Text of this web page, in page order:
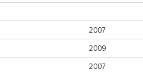
2007
2009
2007